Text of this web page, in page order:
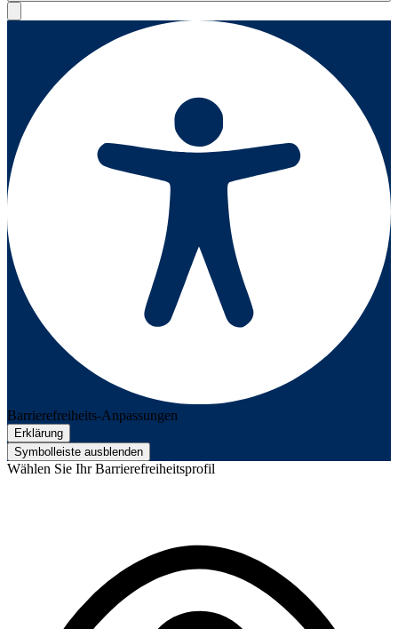
Barrierefreiheits-Anpassungen
Erklärung
Symbolleiste ausblenden
Wählen Sie Ihr Barrierefreiheitsprofil